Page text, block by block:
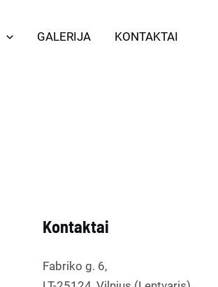
GALERIJA KONTAKTAI
Kontaktai
Fabriko g. 6,